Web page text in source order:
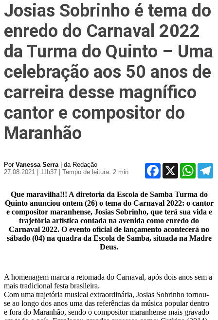
Josias Sobrinho é tema do
enredo do Carnaval 2022
da Turma do Quinto – Uma
celebração aos 50 anos de
carreira desse magnífico
cantor e compositor do
Maranhão
Por Vanessa Serra| da Redação
27.08.2021 | 11h37
| Tempo de leitura: 2 min
Facebook
X
Que maravilha!!! A diretoria da Escola de Samba Turma do
Quinto anunciou ontem (26) o tema do Carnaval 2022: o cantor
e compositor maranhense, Josias Sobrinho, que terá sua vida e
trajetória artística contada na avenida como enredo do
Carnaval 2022. O evento oficial de lançamento acontecerá no
sábado (04) na quadra da Escola de Samba, situada na Madre
Deus.
A homenagem marca a retomada do Carnaval, após dois anos sem a
mais tradicional festa brasileira.
Com uma trajetória musical extraordinária, Josias Sobrinho tornou-
se ao longo dos anos uma das referências da música popular dentro
e fora do Maranhão, sendo o compositor maranhense mais gravado